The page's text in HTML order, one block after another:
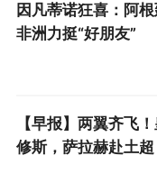
尼洛应该都会入
要求的每队12人备
因凡蒂诺狂喜：阿
非洲力挺“好朋友”
【早报】两翼齐飞
修斯，萨拉赫赴土超